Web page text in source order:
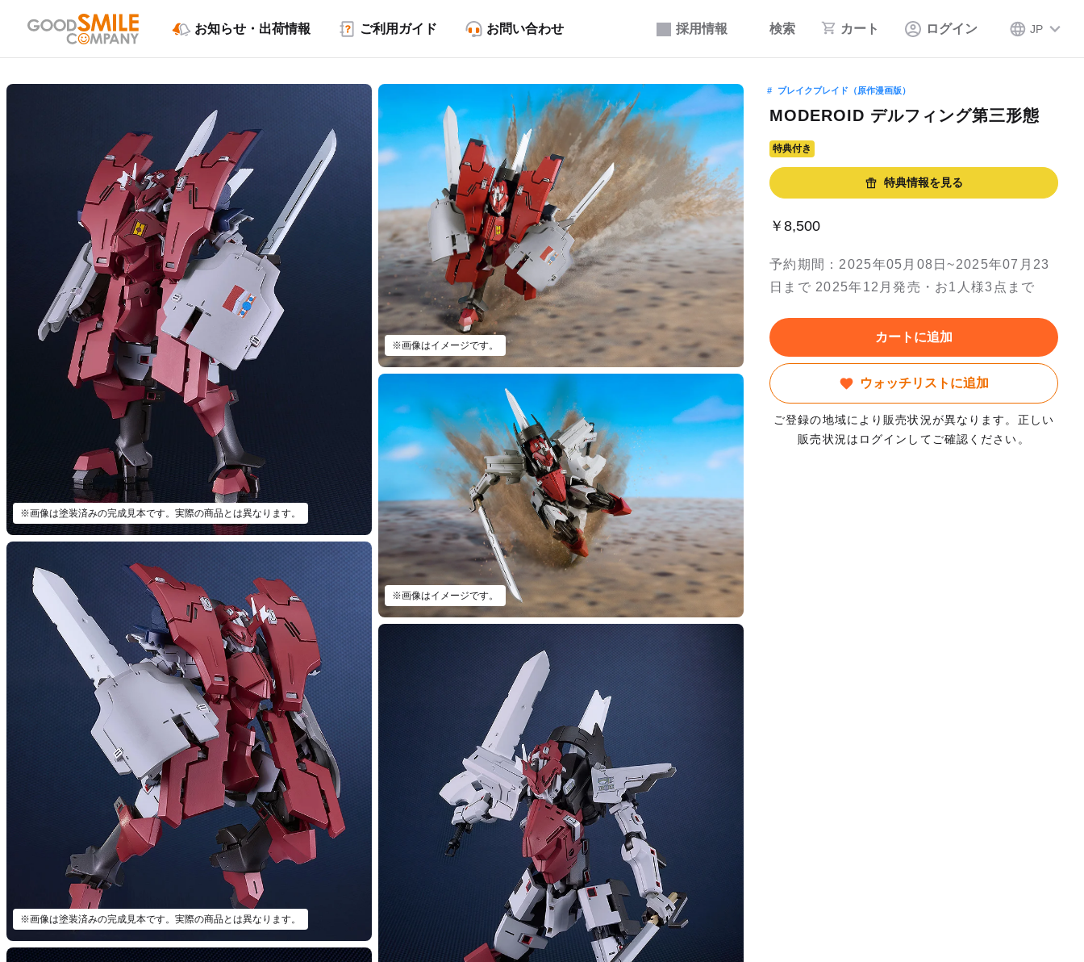
採用情報 検索 カート ログイン JP
お知らせ・出荷情報 ご利用ガイド お問い合わせ
※画像は塗装済みの完成見本です。実際の商品とは異なります。
※画像はイメージです。
※画像はイメージです。
※画像は塗装済みの完成見本です。実際の商品とは異なります。
ブレイクブレイド（原作漫画版）
MODEROID デルフィング第三形態
特典付き
特典情報を見る
￥8,500
予約期間：2025年05月08日~2025年07月23
日まで 2025年12月発売・お1人様3点まで
カートに追加
ウォッチリストに追加
ご登録の地域により販売状況が異なります。正しい
販売状況はログインしてご確認ください。